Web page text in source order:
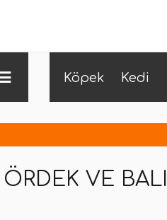
Köpek Kedi
VE